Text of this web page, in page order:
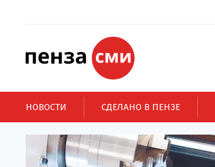
НОВОСТИ СДЕЛАНО В ПЕНЗЕ